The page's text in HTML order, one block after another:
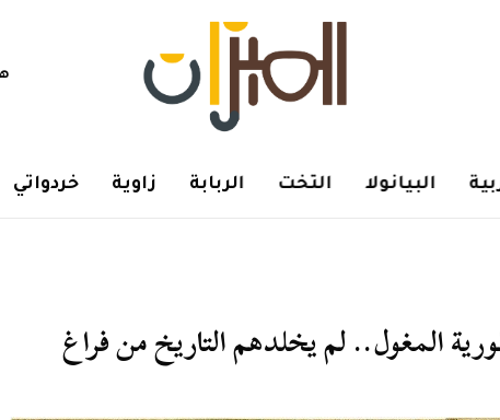
البيانولا التخت الربابة زاوية خردواتي
المغول.. لم يخلدهم التاريخ من فراغ